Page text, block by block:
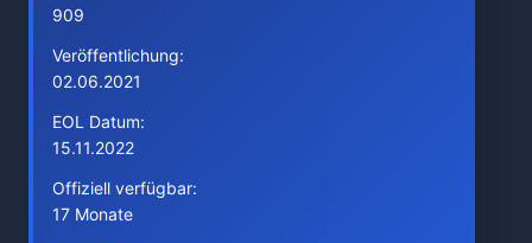
909
Veröffentlichung:
02.06.2021
EOL Datum:
15.11.2022
Offiziell verfügbar:
17 Monate